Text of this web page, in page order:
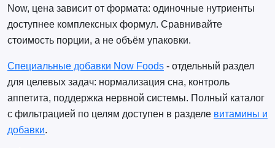
Now, цена зависит от формата: одиночные нутриенты
доступнее комплексных формул. Сравнивайте
стоимость порции, а не объём упаковки.
Специальные добавки Now Foods- отдельный раздел
для целевых задач: нормализация сна, контроль
аппетита, поддержка нервной системы. Полный каталог
с фильтрацией по целям доступен в разделе витамины и
добавки.